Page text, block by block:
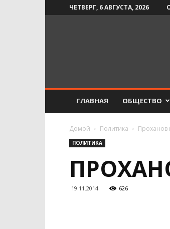
ЧЕТВЕРГ, 6 АВГУСТА, 2026
ГЛАВНАЯ ОБЩЕСТВО
Домой Политика Проханов
ПОЛИТИКА
19.11.2014 626